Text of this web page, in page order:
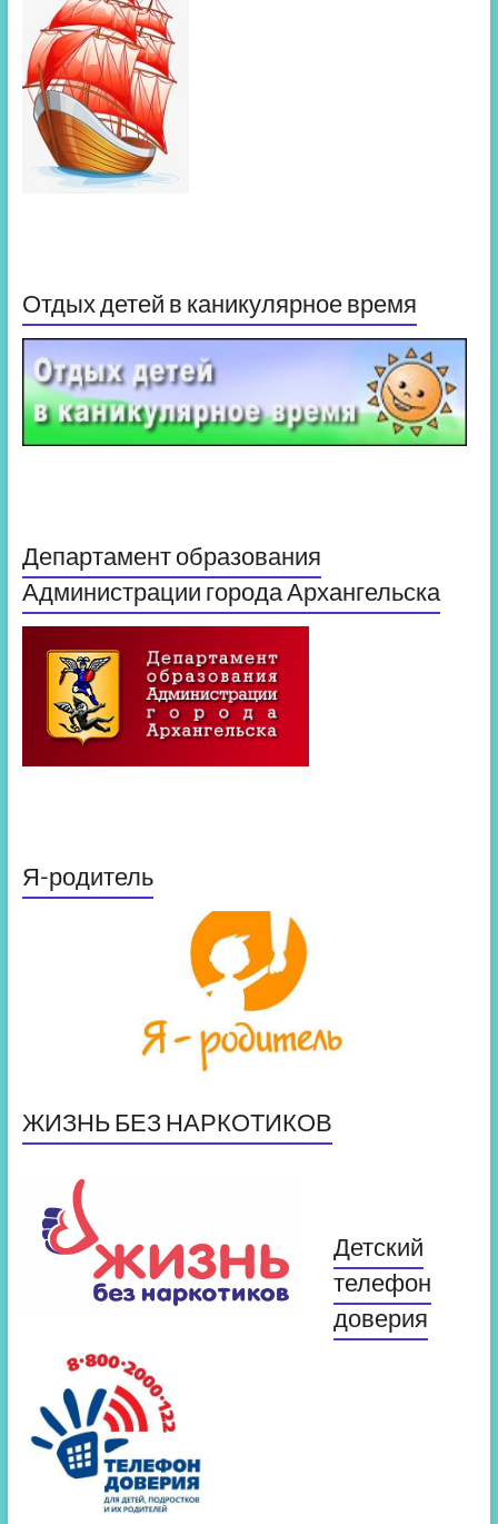
Отдых детей в каникулярное время
Департамент образования
Администрации города Архангельска
Я-родитель
ЖИЗНЬ БЕЗ НАРКОТИКОВ
Детский
телефон
доверия